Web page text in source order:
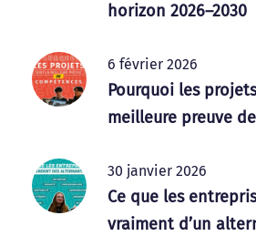
horizon 2026–2030
6 février 2026
Pourquoi les
meilleure preuve
30 janvier 2026
Ce que les
vraiment d’un